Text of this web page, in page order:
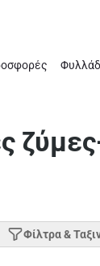
Φίλτρα &